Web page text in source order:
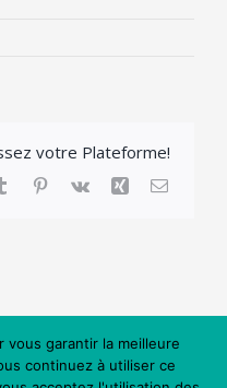
votre Plateforme!
TumblrPinterest
Vk Xing Email
vous garantir la meilleure
continuez à utiliser ce